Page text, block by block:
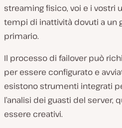
streaming fisico, voi e i vostri
tempi di inattività dovuti a un
primario.
Il processo di failover può
per essere configurato e
esistono strumenti integrati
l’analisi dei guasti del server,
essere creativi.